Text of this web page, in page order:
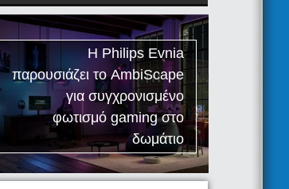
Η Philips Evnia
παρουσιάζει το AmbiScape
για συγχρονισμένο
φωτισμό gaming στο
δωμάτιο